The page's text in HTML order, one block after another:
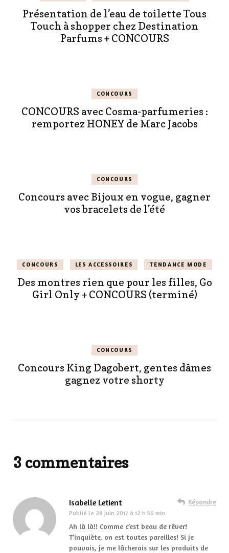
Présentation de l’eau de toilette Tous
Touch à shopper chez Destination
Parfums + CONCOURS
CONCOURS
CONCOURS avec Cosma-parfumeries :
remportez HONEY de Marc Jacobs
CONCOURS
Concours avec Bijoux en vogue, gagner
vos bracelets de l’été
CONCOURS LES ACCESSOIRES TENDANCE MODE
Des montres rien que pour les filles, Go
Girl Only + CONCOURS (terminé)
CONCOURS
Concours King Dagobert, gentes dâmes
gagnez votre shorty
3 commentaires
Isabelle Letient
Publié le 28 juin 2017 à 12 h 56 min
Répondre
Ah là là!! Comme c’est beau de rêver!
T’inquiète, on est toutes pareilles! Si je
pouvais, je me lâcherais sur les produits de